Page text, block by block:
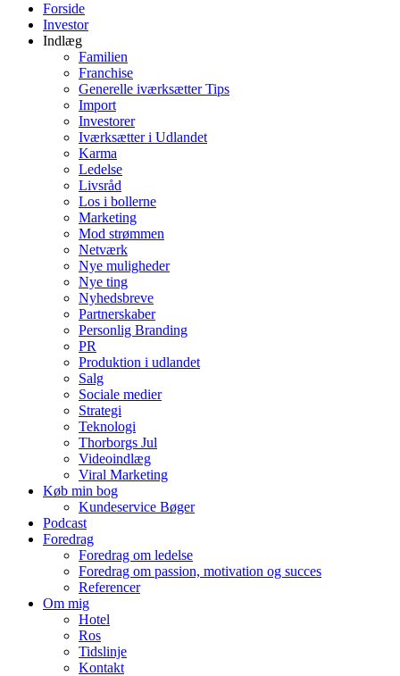
Forside
Investor
Indlæg
Familien
Franchise
Generelle iværksætter Tips
Import
Investorer
Iværksætter i Udlandet
Karma
Ledelse
Livsråd
Los i bollerne
Marketing
Mod strømmen
Netværk
Nye muligheder
Nye ting
Nyhedsbreve
Partnerskaber
Personlig Branding
PR
Produktion i udlandet
Salg
Sociale medier
Strategi
Teknologi
Thorborgs Jul
Videoindlæg
Viral Marketing
Køb min bog
Kundeservice Bøger
Podcast
Foredrag
Foredrag om ledelse
Foredrag om passion, motivation og succes
Referencer
Om mig
Hotel
Ros
Tidslinje
Kontakt